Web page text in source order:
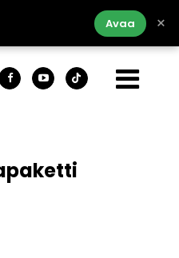
Avaa ×